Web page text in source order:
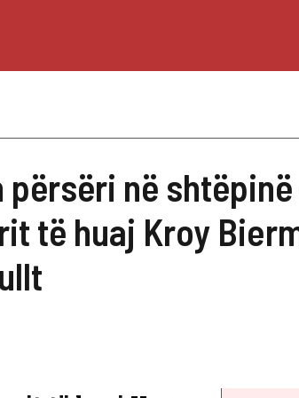
në shtëpinë
të huaj Kroy